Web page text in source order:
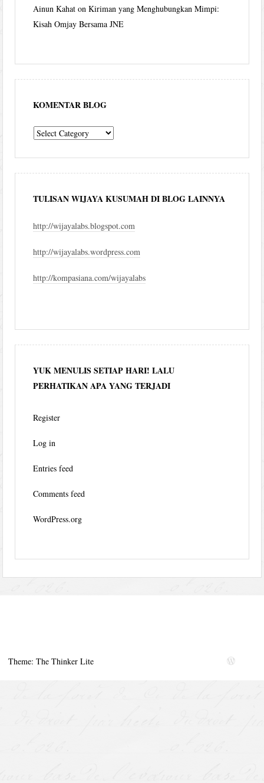
Ainun Kahat onKiriman yang Menghubungkan Mimpi:
Kisah Omjay Bersama JNE
KOMENTAR BLOG
komentar
TULISAN WIJAYA KUSUMAH DI BLOG LAINNYA
http://wijayalabs.blogspot.com
http://wijayalabs.wordpress.com
http://kompasiana.com/wijayalabs
YUK MENULIS SETIAP HARI! LALU
PERHATIKAN APA YANG TERJADI
Register
Log in
Entries feed
Comments feed
WordPress.org
Theme: The Thinker Lite